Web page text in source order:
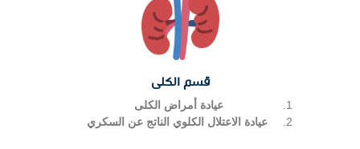
قسم الكلى
عيادة أمراض الكلى
عيادة الاعتلال الكلوي الناتج عن السكري